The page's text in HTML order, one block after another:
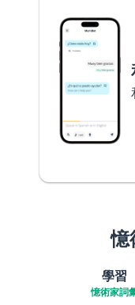
憶
學習
憶術家詞